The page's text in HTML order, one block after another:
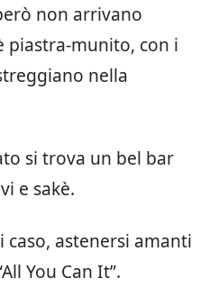
non arrivano
piastra-munito, con i
nella
si trova un bel bar
e sakè.
astenersi amanti
You Can It”.